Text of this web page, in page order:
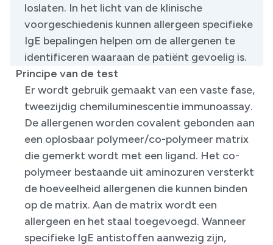
loslaten. In het licht van de klinische
voorgeschiedenis kunnen allergeen specifieke
IgE bepalingen helpen om de allergenen te
identificeren waaraan de patiënt gevoelig is.
Principe van de test
Er wordt gebruik gemaakt van een vaste fase,
tweezijdig chemiluminescentie immunoassay.
De allergenen worden covalent gebonden aan
een oplosbaar polymeer/co-polymeer matrix
die gemerkt wordt met een ligand. Het co-
polymeer bestaande uit aminozuren versterkt
de hoeveelheid allergenen die kunnen binden
op de matrix. Aan de matrix wordt een
allergeen en het staal toegevoegd. Wanneer
specifieke IgE antistoffen aanwezig zijn,